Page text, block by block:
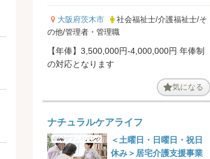
大阪府茨木市
社会福祉士/介護福祉士/そ
の他/管理者・管理職
【年俸】3,500,000円-4,000,000円 年俸制
の対応となります
気になる
ナチュラルケアライフ
＜土曜日・日曜日・祝日
休み＞居宅介護支援事業